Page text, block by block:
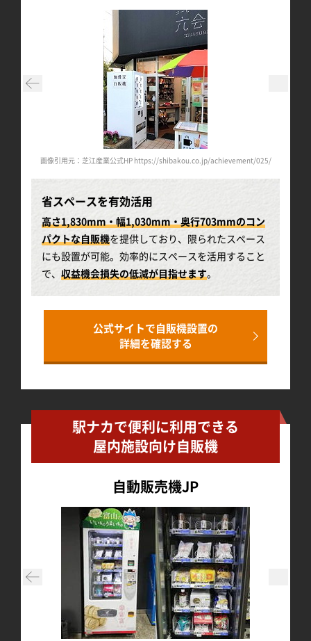
画像引用元：芝江産業公式HP https://shibakou.co.jp/achievement/025/
省スペースを有効活用
高さ1,830mm・幅1,030mm・奥行703mmのコン
パクトな自販機を提供しており、限られたスペース
にも設置が可能。効率的にスペースを活用すること
で、 収益機会損失の低減が目指せます。
公式サイトで自販機設置の
詳細を確認する
駅ナカで便利に利用できる
屋内施設向け自販機
自動販売機JP